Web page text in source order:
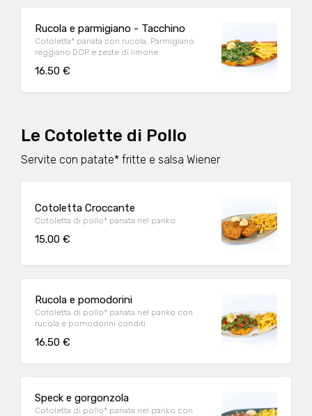
Rucola e parmigiano - Tacchino
Cotoletta* panata con rucola, Parmigiano
reggiano DOP e zeste di limone
16.50 €
Le Cotolette di Pollo
Servite con patate* fritte e salsa Wiener
Cotoletta Croccante
Cotoletta di pollo* panata nel panko
15.00 €
Rucola e pomodorini
Cotoletta di pollo* panata nel panko con
rucola e pomodorini conditi
16.50 €
Speck e gorgonzola
Cotoletta di pollo* panata nel panko con